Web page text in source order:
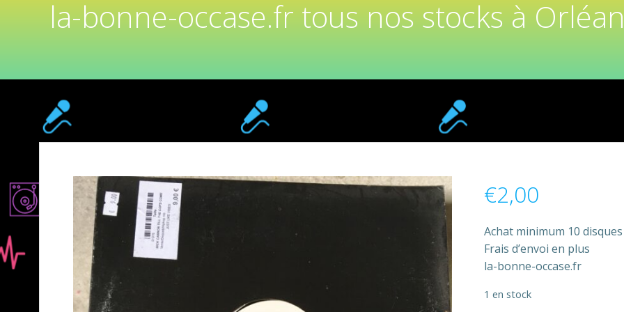
la-bonne-occase.fr tous nos stocks à
€2,00
Achat minimum 10 disques
Frais d’envoi en plus
la-bonne-occase.fr
1 en stock